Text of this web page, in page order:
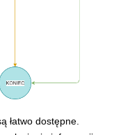
łatwo dostępne.